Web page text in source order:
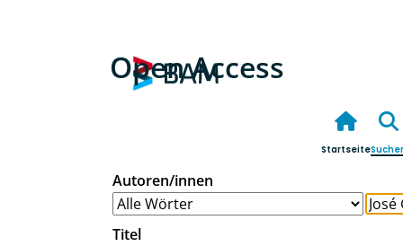
Open Access
Startseite
Autoren/innen
Titel